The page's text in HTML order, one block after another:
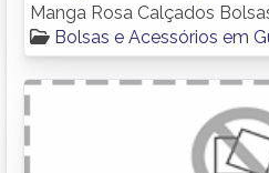
Manga Rosa Calçados
Bolsas e Acessórios em